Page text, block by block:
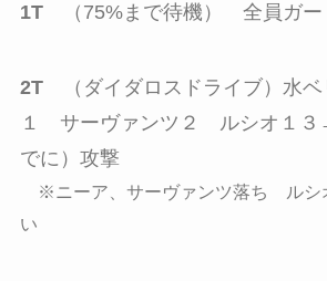
1T（75%まで待機） 全員ガー
2T（ダイダロスドライブ）水
１ サーヴァンツ２ ルシオ１
でに）攻撃
※ニーア、サーヴァンツ落ち ルシ
い